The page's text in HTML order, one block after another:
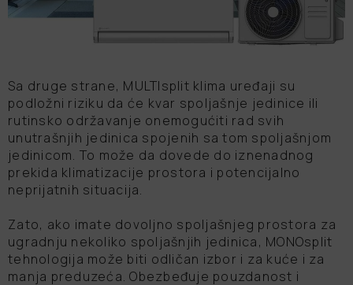
Sa druge strane, MULTIsplit klima uređaji su
podložni riziku da će kvar spoljašnje jedinice ili
rutinsko održavanje onemogućiti rad svih
unutrašnjih jedinica spojenih sa tom spoljašnjom
jedinicom. To može da dovede do iznenadnog
prekida klimatizacije prostora i potencijalno
neprijatnih situacija.
Zato, ako imate dovoljno spoljašnjeg prostora za
ugradnju nekoliko spoljašnjih jedinica, MONOsplit
tehnologija može biti odličan izbor i za kuće i za
manja preduzeća. Obezbeđuje pouzdanost i